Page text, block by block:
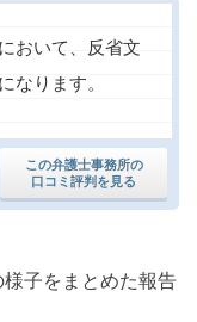
この弁護士事務所の
口コミ評判を見る
おいて、反省文
なります。
子をまとめた報告